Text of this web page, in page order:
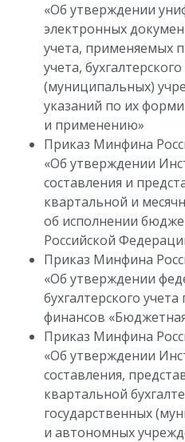
«Об утверждении
электронных
учета, применяемых
учета,
(муниципальных)
указаний по их
и применению»
Приказ Минфина
«Об утверждении
составления и
квартальной и
об исполнении
Российской
Приказ Минфина
«Об утверждении
бухгалтерского
финансов
Приказ Минфина
«Об утверждении
составления,
квартальной
государственных
и автономных